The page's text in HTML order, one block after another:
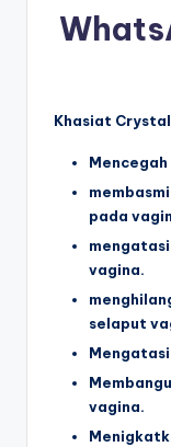
Khasiat Crystal
pada
vagina.
selaput
vagina.